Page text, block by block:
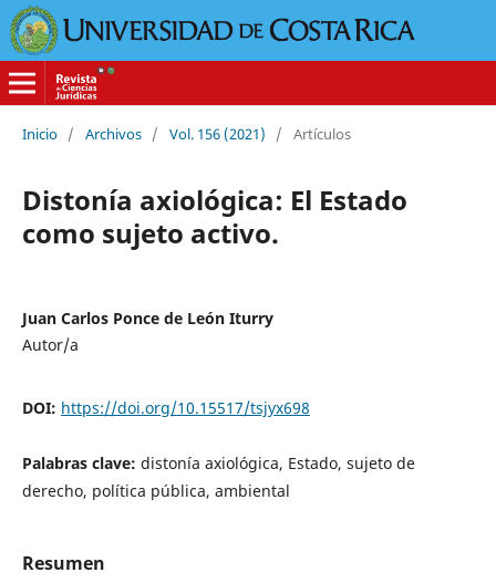
Inicio / Archivos / Vol. 156 (2021) / Artículos
Distonía axiológica: El Estado
como sujeto activo.
Juan Carlos Ponce de León Iturry
Autor/a
DOI: https://doi.org/10.15517/tsjyx698
Palabras clave: distonía axiológica, Estado, sujeto de
derecho, política pública, ambiental
Resumen